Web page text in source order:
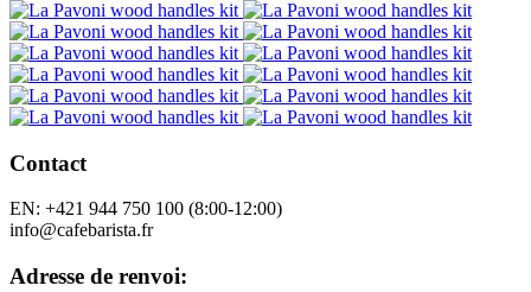
Contact
EN: +421 944 750 100 (8:00-12:00)
info@cafebarista.fr
Adresse de renvoi: